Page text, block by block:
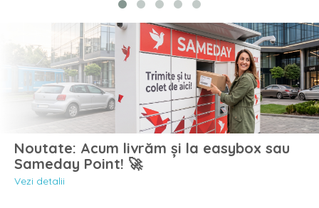
Noutate: Acum livrăm și la easybox sau
Sameday Point! 🚀
Vezi detalii